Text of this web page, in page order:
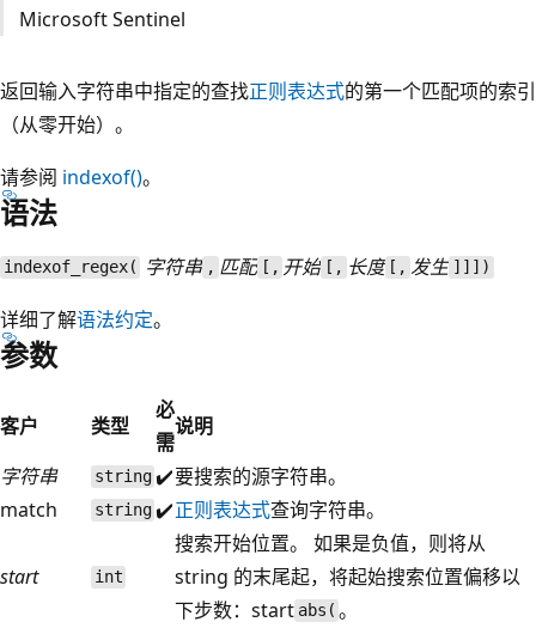
Microsoft Sentinel
返回输入字符串中指定的查找正则表达式的第一个匹配项的索引
（从零开始）。
请参阅 indexof()。
语法
indexof_regex( 字符串 , 匹配 [, 开始 [, 长度 [, 发生 ]]])
详细了解语法约定。
参数
客户 类型
必
需
说明
字符串
string ✔️要搜索的源字符串。
match
string ✔️正则表达式查询字符串。
start int
搜索开始位置。 如果是负值，则将从
string 的末尾起，将起始搜索位置偏移以
下步数： start abs( 。